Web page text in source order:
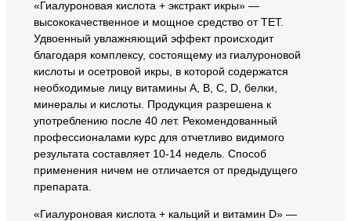
«Гиалуроновая кислота + экстракт икры» —
высококачественное и мощное средство от ТЕТ.
Удвоенный увлажняющий эффект происходит
благодаря комплексу, состоящему из гиалуроновой
кислоты и осетровой икры, в которой содержатся
необходимые лицу витамины A, B, C, D, белки,
минералы и кислоты. Продукция разрешена к
употреблению после 40 лет. Рекомендованный
профессионалами курс для отчетливо видимого
результата составляет 10-14 недель. Способ
применения ничем не отличается от предыдущего
препарата.
«Гиалуроновая кислота + кальций и витамин D» —